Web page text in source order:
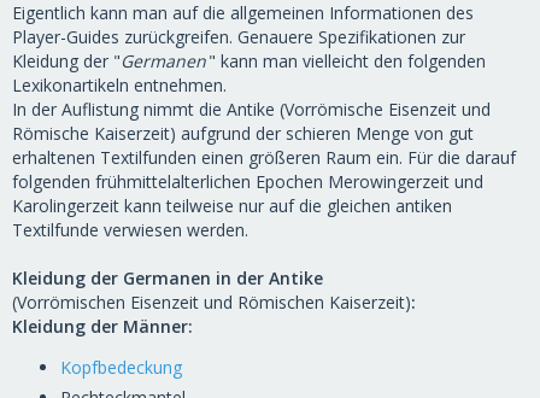
Eigentlich kann man auf die allgemeinen Informationen des
Player-Guides zurückgreifen. Genauere Spezifikationen zur
Kleidung der "Germanen" kann man vielleicht den folgenden
Lexikonartikeln entnehmen.
In der Auflistung nimmt die Antike (Vorrömische Eisenzeit und
Römische Kaiserzeit) aufgrund der schieren Menge von gut
erhaltenen Textilfunden einen größeren Raum ein. Für die darauf
folgenden frühmittelalterlichen Epochen Merowingerzeit und
Karolingerzeit kann teilweise nur auf die gleichen antiken
Textilfunde verwiesen werden.
Kleidung der Germanen in der Antike
(Vorrömischen Eisenzeit und Römischen Kaiserzeit):
Kleidung der Männer:
Kopfbedeckung